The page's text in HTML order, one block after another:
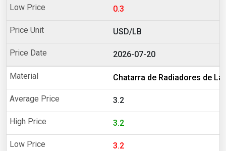
0.3
USD/LB
2026-07-20
Chatarra de Radiadores de
3.2
3.2
3.2